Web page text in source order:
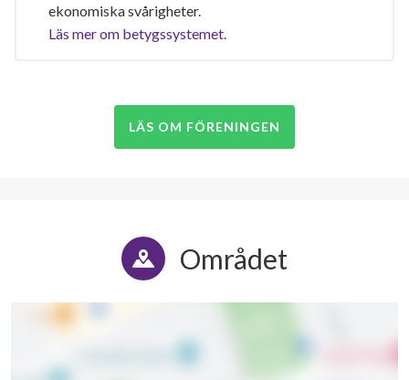
ekonomiska svårigheter.
Läs mer om betygssystemet.
LÄS OM FÖRENINGEN
Området